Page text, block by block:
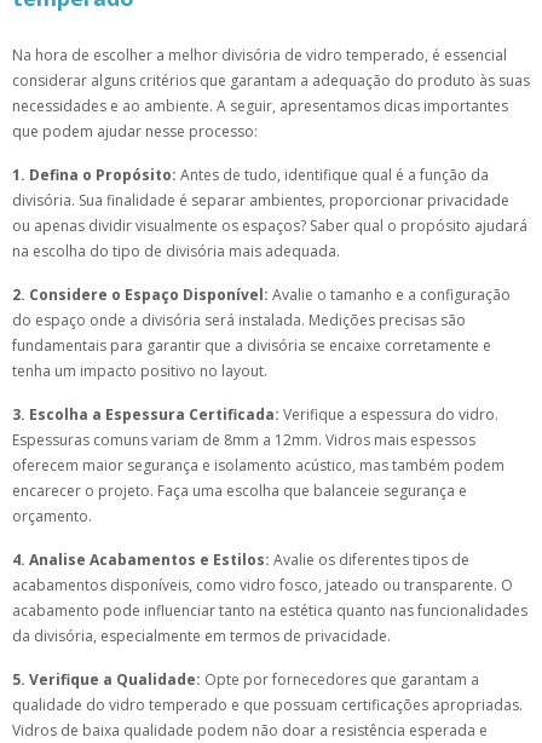
Na hora de escolher a melhor divisória de vidro temperado, é essencial
considerar alguns critérios que garantam a adequação do produto às suas
necessidades e ao ambiente. A seguir, apresentamos dicas importantes
que podem ajudar nesse processo:
1. Defina o Propósito: Antes de tudo, identifique qual é a função da
divisória. Sua finalidade é separar ambientes, proporcionar privacidade
ou apenas dividir visualmente os espaços? Saber qual o propósito ajudará
na escolha do tipo de divisória mais adequada.
2. Considere o Espaço Disponível: Avalie o tamanho e a configuração
do espaço onde a divisória será instalada. Medições precisas são
fundamentais para garantir que a divisória se encaixe corretamente e
tenha um impacto positivo no layout.
3. Escolha a Espessura Certificada: Verifique a espessura do vidro.
Espessuras comuns variam de 8mm a 12mm. Vidros mais espessos
oferecem maior segurança e isolamento acústico, mas também podem
encarecer o projeto. Faça uma escolha que balanceie segurança e
orçamento.
4. Analise Acabamentos e Estilos: Avalie os diferentes tipos de
acabamentos disponíveis, como vidro fosco, jateado ou transparente. O
acabamento pode influenciar tanto na estética quanto nas funcionalidades
da divisória, especialmente em termos de privacidade.
5. Verifique a Qualidade: Opte por fornecedores que garantam a
qualidade do vidro temperado e que possuam certificações apropriadas.
Vidros de baixa qualidade podem não doar a resistência esperada e